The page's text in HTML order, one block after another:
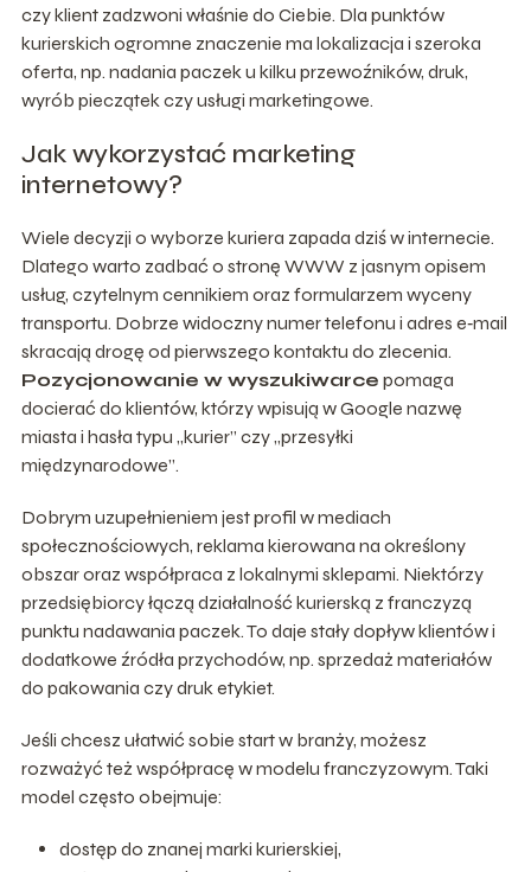
czy klient zadzwoni właśnie do Ciebie. Dla punktów
kurierskich ogromne znaczenie ma lokalizacja i szeroka
oferta, np. nadania paczek u kilku przewoźników, druk,
wyrób pieczątek czy usługi marketingowe.
Jak wykorzystać marketing
internetowy?
Wiele decyzji o wyborze kuriera zapada dziś w internecie.
Dlatego warto zadbać o stronę WWW z jasnym opisem
usług, czytelnym cennikiem oraz formularzem wyceny
transportu. Dobrze widoczny numer telefonu i adres e‑mail
skracają drogę od pierwszego kontaktu do zlecenia.
Pozycjonowanie w wyszukiwarce pomaga
docierać do klientów, którzy wpisują w Google nazwę
miasta i hasła typu „kurier” czy „przesyłki
międzynarodowe”.
Dobrym uzupełnieniem jest profil w mediach
społecznościowych, reklama kierowana na określony
obszar oraz współpraca z lokalnymi sklepami. Niektórzy
przedsiębiorcy łączą działalność kurierską z franczyzą
punktu nadawania paczek. To daje stały dopływ klientów i
dodatkowe źródła przychodów, np. sprzedaż materiałów
do pakowania czy druk etykiet.
Jeśli chcesz ułatwić sobie start w branży, możesz
rozważyć też współpracę w modelu franczyzowym. Taki
model często obejmuje:
dostęp do znanej marki kurierskiej,